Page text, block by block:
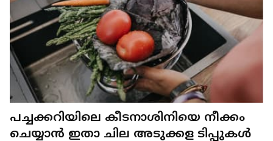
പച്ചക്കറിയിലെ കീടനാശിനിയെ നീക്കം
ചെയ്യാൻ ഇതാ ചില അടുക്കള ടിപ്പുകൾ